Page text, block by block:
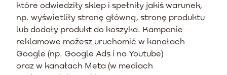
które odwiedziły sklep i spełniły jakiś warunek,
np. wyświetliły stronę główną, stronę produktu
lub dodały produkt do koszyka. Kampanie
reklamowe możesz uruchomić w kanałach
Google (np. Google Ads i na Youtube)
oraz w kanałach Meta (w mediach